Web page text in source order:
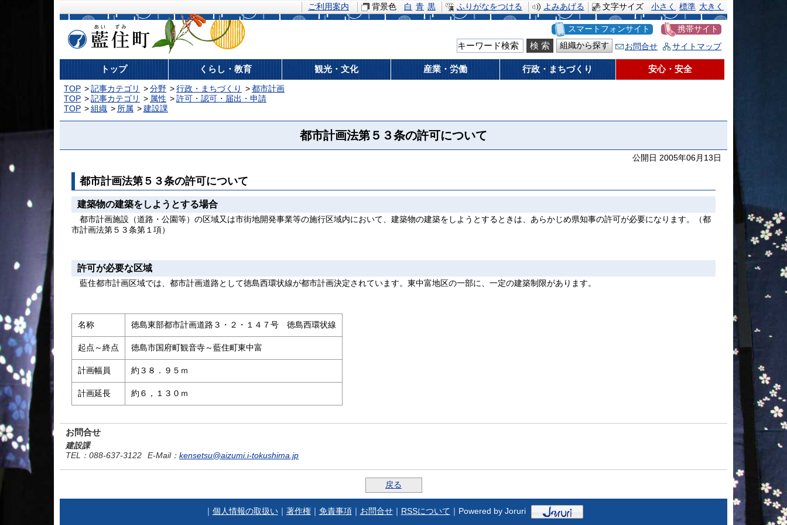
文字サイズ 小さく 標準 大きく
ご利用案内 背景色 白 青 黒 ふりがなをつける よみあげる
藍住町
スマートフォンサイト
携帯サイト
組織から探す
お問合せ サイトマップ
トップ くらし・教育 観光・文化 産業・労働 行政・まちづくり 安心・安全
TOP 記事カテゴリ 分野 行政・まちづくり
都市計画
TOP
記事カテゴリ 属性
許可・認可・届出・申請
TOP
組織 所属 建設課
都市計画法第５３条の許可について
公開日 2005年06月13日
都市計画法第５３条の許可について
建築物の建築をしようとする場合
都市計画施設（道路・公園等）の区域又は市街地開発事業等の施行区域内において、建築物の建築をしようとするときは、あらかじめ県知事の許可が必要になります。（都
市計画法第５３条第１項）
許可が必要な区域
藍住都市計画区域では、都市計画道路として徳島西環状線が都市計画決定されています。東中富地区の一部に、一定の建築制限があります。
名称 徳島東部都市計画道路３・２・１４７号 徳島西環状線
起点～終点 徳島市国府町観音寺～藍住町東中富
計画幅員 約３８．９５ｍ
計画延長 約６，１３０ｍ
お問合せ
建設課
TEL ：088-637-3122 E-Mail： kensetsu@aizumi.i-tokushima.jp
戻る
個人情報の取扱い｜ 著作権｜ 免責事項 お問合せ｜ RSSについて ｜Powered by Joruri